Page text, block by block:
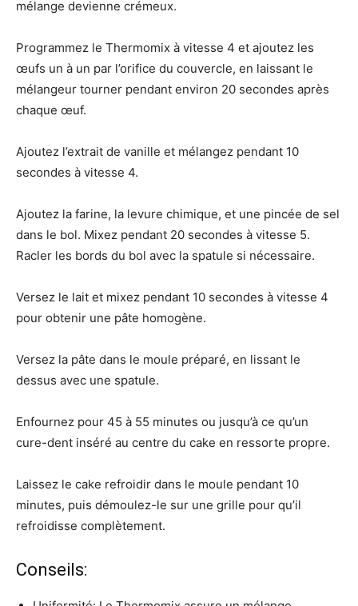
mélange devienne crémeux.
Programmez le Thermomix à vitesse 4 et ajoutez les
œufs un à un par l’orifice du couvercle, en laissant le
mélangeur tourner pendant environ 20 secondes après
chaque œuf.
Ajoutez l’extrait de vanille et mélangez pendant 10
secondes à vitesse 4.
Ajoutez la farine, la levure chimique, et une pincée de sel
dans le bol. Mixez pendant 20 secondes à vitesse 5.
Racler les bords du bol avec la spatule si nécessaire.
Versez le lait et mixez pendant 10 secondes à vitesse 4
pour obtenir une pâte homogène.
Versez la pâte dans le moule préparé, en lissant le
dessus avec une spatule.
Enfournez pour 45 à 55 minutes ou jusqu’à ce qu’un
cure-dent inséré au centre du cake en ressorte propre.
Laissez le cake refroidir dans le moule pendant 10
minutes, puis démoulez-le sur une grille pour qu’il
refroidisse complètement.
Conseils: